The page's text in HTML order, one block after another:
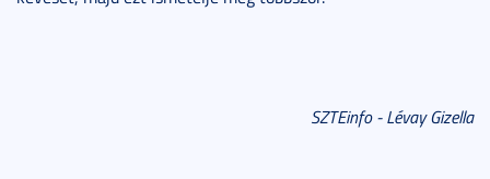
SZTEinfo - Lévay Gizella